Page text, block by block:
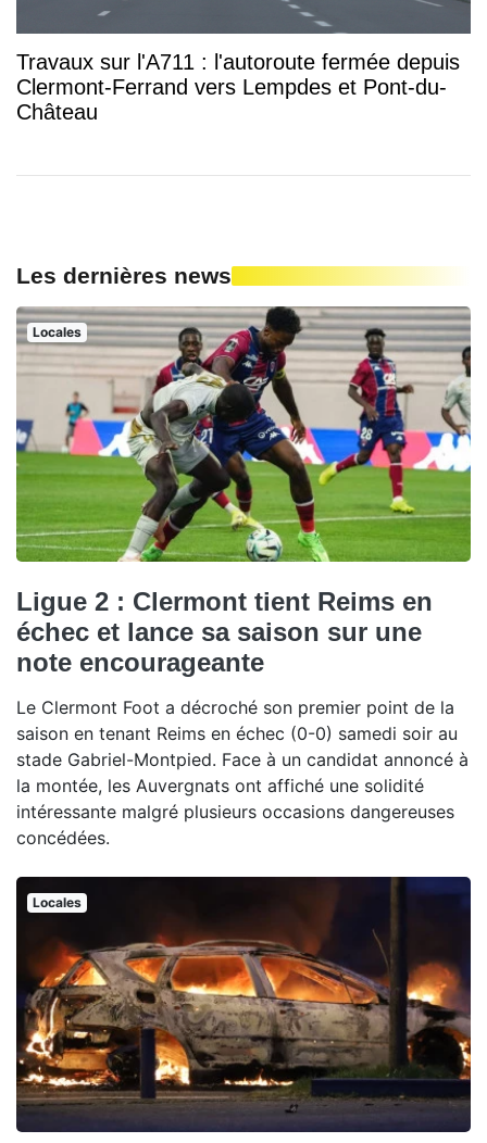
Travaux sur l'A711 : l'autoroute fermée depuis
Clermont-Ferrand vers Lempdes et Pont-du-
Château
Les dernières news
Locales
Ligue 2 : Clermont tient Reims en
échec et lance sa saison sur une
note encourageante
Le Clermont Foot a décroché son premier point de la
saison en tenant Reims en échec (0-0) samedi soir au
stade Gabriel-Montpied. Face à un candidat annoncé à
la montée, les Auvergnats ont affiché une solidité
intéressante malgré plusieurs occasions dangereuses
concédées.
Locales